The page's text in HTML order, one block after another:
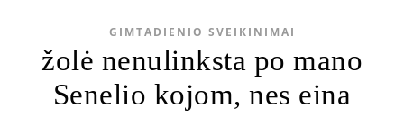
GIMTADIENIO SVEIKINIMAI
žolė nenulinksta po mano
Senelio kojom, nes eina